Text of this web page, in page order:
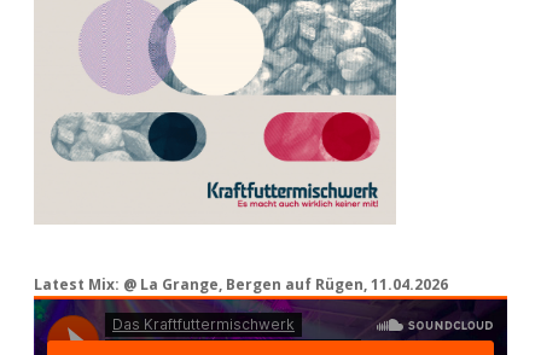
Latest Mix: @ La Grange, Bergen auf Rügen, 11.04.2026